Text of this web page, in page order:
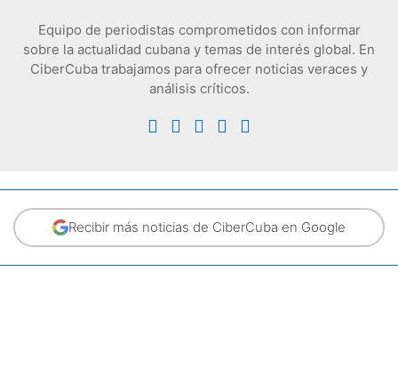
Equipo de periodistas comprometidos con informar
sobre la actualidad cubana y temas de interés global. En
CiberCuba trabajamos para ofrecer noticias veraces y
análisis críticos.
Recibir más noticias de CiberCuba en Google